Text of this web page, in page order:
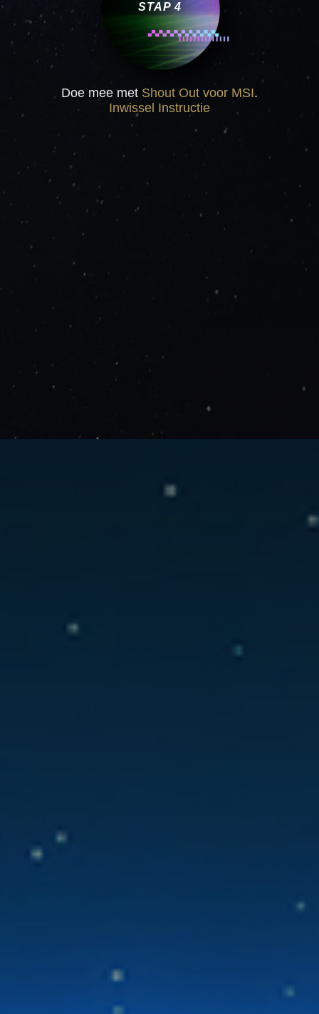
STAP 4
Doe mee met Shout Out voor MSI.
Inwissel Instructie